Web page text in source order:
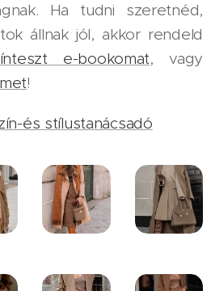
Ha tudni szeretnéd,
állnak jól, akkor rendeld
e-bookomat, vagy
!
és stílustanácsadó